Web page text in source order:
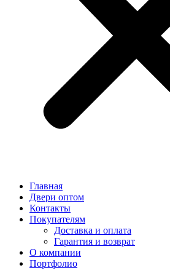
Главная
Двери оптом
Контакты
Покупателям
Доставка и оплата
Гарантия и возврат
О компании
Портфолио